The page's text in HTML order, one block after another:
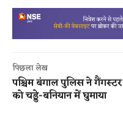
पिछला लेख
पश्चिम बंगाल पुलिस ने गैंगस्टर
को चड्डे-बनियान में घुमाया